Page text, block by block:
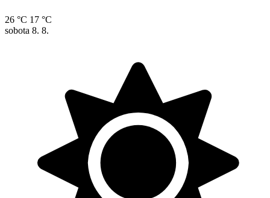
26 °C 17 °C
sobota 8. 8.